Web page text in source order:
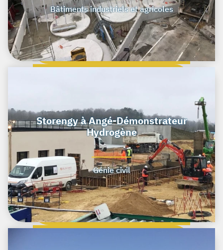
Bâtiments industriels et agricoles
Storengy à Angé-Démonstrateur
Hydrogène
Génie civil